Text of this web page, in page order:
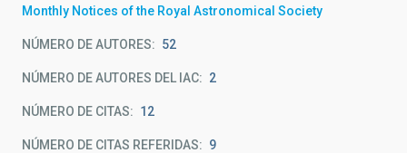
Monthly Notices of the Royal Astronomical Society
NÚMERO DE AUTORES 52
NÚMERO DE AUTORES DEL IAC 2
NÚMERO DE CITAS 12
NÚMERO DE CITAS REFERIDAS 9